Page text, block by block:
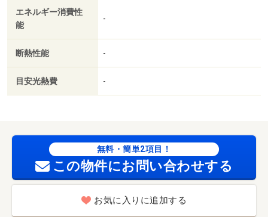
ッチン／角住戸／温水洗浄便座／脱衣所／洗面所独立／洗
面化粧台／２口コンロ／駐輪場／宅配ボックス／ＣＡＴＶ
メラ／独立型キッチン／保証人不要／敷金１ヶ月／２４時
間緊急通報システム／全居室フローリング／デザイナーズ
／２沿線利用可／ネット専用回線／ネット使用料不要／２
／都市ガス／洗面所にドア／高速ネット対応／ＬＡＮ／Ｉ
Ｔ重説 対応物件／初期費用カード決済可／巡回管理／ス
ポーツデポ光星店（ショッピングセンター）まで６３５ｍ
／コープさっぽろ北１２条店（スーパー）まで３６２ｍ／
スーパーアークス光星店（スーパー）まで４０７ｍ／ジェ
イアール生鮮市場北１０条店（スーパー）まで７３７ｍ／
エネルギー消費性
能
-
断熱性能 -
目安光熱費 -
無料・簡単2項目！
この物件にお問い合わせする
お気に入りに追加する